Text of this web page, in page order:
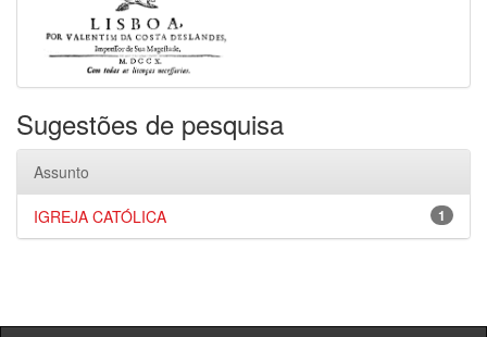
Sugestões de pesquisa
Assunto
1
IGREJA CATÓLICA